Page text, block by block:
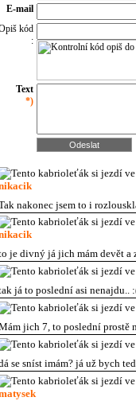
E-mail
kód
:
Text
*)
nakonec jsem to i
je divný já jich mám devět a
já to poslední asi nenajdu..
jich 7, to poslední prostě
se sníst imám? já už bych